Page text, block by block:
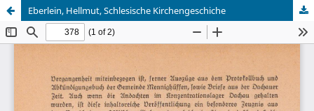
Eberlein, Hellmut, Schlesische Kirchengeschiche